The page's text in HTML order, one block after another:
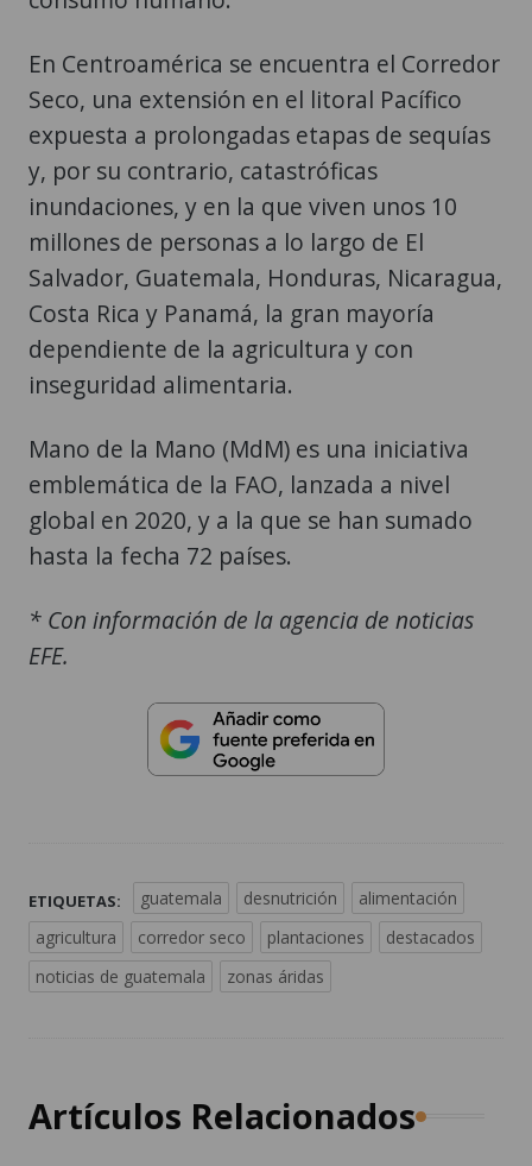
En Centroamérica se encuentra el Corredor
Seco, una extensión en el litoral Pacífico
expuesta a prolongadas etapas de sequías
y, por su contrario, catastróficas
inundaciones, y en la que viven unos 10
millones de personas a lo largo de El
Salvador, Guatemala, Honduras, Nicaragua,
Costa Rica y Panamá, la gran mayoría
dependiente de la agricultura y con
inseguridad alimentaria.
Mano de la Mano (MdM) es una iniciativa
emblemática de la FAO, lanzada a nivel
global en 2020, y a la que se han sumado
hasta la fecha 72 países.
* Con información de la agencia de noticias
EFE.
ETIQUETAS: guatemala desnutrición
alimentación
agricultura
corredor seco plantaciones
destacados
noticias de guatemala
zonas áridas
Artículos Relacionados